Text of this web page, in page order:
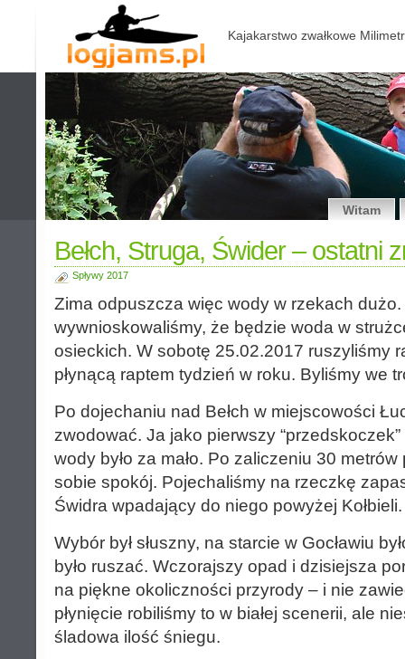
Kajakarstwo zwałkowe
Witam
Bełch, Struga, Świder – ostatni
Spływy 2017
Zima odpuszcza więc wody w rzekach
wywnioskowaliśmy, że będzie woda w
osieckich. W sobotę 25.02.2017 ruszyliśmy
płynącą raptem tydzień w roku. Byliśmy we
Po dojechaniu nad Bełch w miejscowości
zwodować. Ja jako pierwszy
wody było za mało. Po zaliczeniu 30
sobie spokój. Pojechaliśmy na rzeczkę
Świdra wpadający do niego powyżej Kołbieli.
Wybór był słuszny, na starcie w Gocławiu
było ruszać. Wczorajszy opad i dzisiejsza
na piękne okoliczności przyrody – i nie
płynięcie robiliśmy to w białej scenerii, ale
śladowa ilość śniegu.